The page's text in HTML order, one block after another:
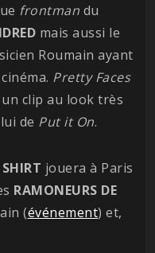
frontman du
mais aussi le
Roumain ayant
Pretty Faces
clip au look très
de Put it On.
jouera à Paris
RAMONEURS DE
(événement) et,